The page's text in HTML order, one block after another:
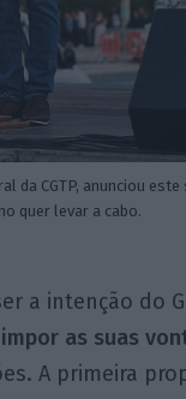
da CGTP, anunciou
quer levar a cabo.
a intenção do
as suas
A primeira